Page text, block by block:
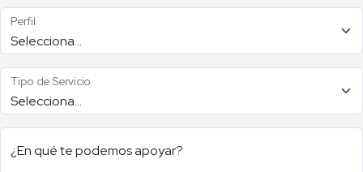
Perfil
Tipo de Servicio
¿En qué te podemos apoyar?